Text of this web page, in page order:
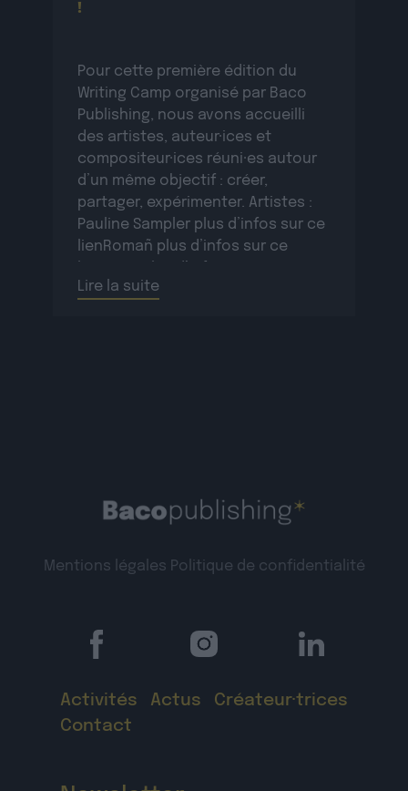
!
Pour cette première édition du
Writing Camp organisé par Baco
Publishing, nous avons accueilli
des artistes, auteur·ices et
compositeur·ices réuni·es autour
d’un même objectif : créer,
partager, expérimenter. Artistes :
Pauline Sampler plus d’infos sur ce
lienRomañ plus d’infos sur ce
lienSopycal plus d’infos sur ce
Lire la suite
Mentions légales Politique de confidentialité
Activités Actus
Créateur·trices
Contact